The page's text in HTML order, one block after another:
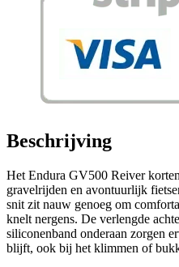
Beschrijving
Het Endura GV500 Reiver
gravelrijden en avontuurlijk
snit zit nauw genoeg om
knelt nergens. De verlengde
siliconenband onderaan zorgen
blijft, ook bij het klimmen of